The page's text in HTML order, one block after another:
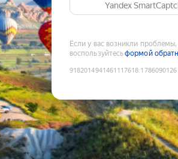
Yandex
Если у вас возникли
воспользуйтесьформой
9182014941461117618:1786090126